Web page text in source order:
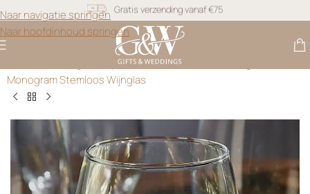
Naar navigatie springen
Naar hoofdinhoud springen
Snel geleverd
Gratis personalisatie
Gepersonaliseerd Glaswerk
Monogram Stemloos Wijnglas